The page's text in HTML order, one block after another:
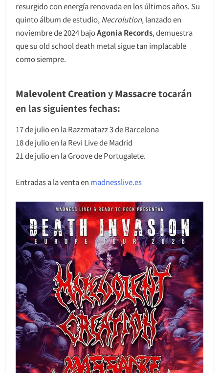
resurgido con energía renovada en los últimos años. Su
quinto álbum de estudio, Necrolution, lanzado en
noviembre de 2024 bajoAgonia Records, demuestra
que su old school death metal sigue tan implacable
como siempre.
Malevolent CreationyMassacretocarán
en las siguientes fechas:
17 de julio en la Razzmatazz 3 de Barcelona
18 de julio en la Revi Live de Madrid
21 de julio en la Groove de Portugalete.
Entradas a la venta en madnesslive.es